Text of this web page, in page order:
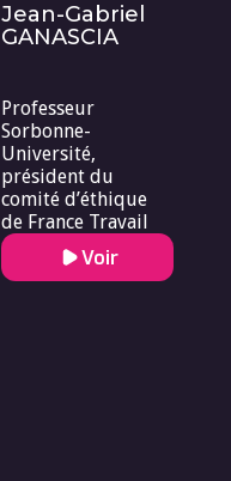
Jean-Gabriel
GANASCIA
Professeur
Sorbonne-
Université,
président du
comité d’éthique
de France Travail
Voir